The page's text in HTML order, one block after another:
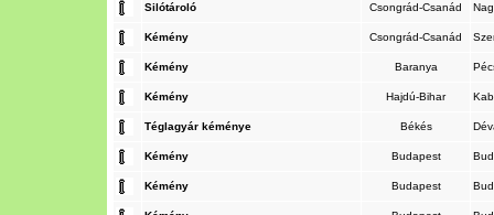
Silótároló Csongrád-Csanád
Kémény Csongrád-Csanád
Kémény Baranya
Kémény Hajdú-Bihar
Téglagyár kéménye Békés
Kémény Budapest
Kémény Budapest